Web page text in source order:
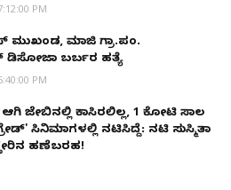
PM
ಮುಖಂಡ, ಮಾಜಿ ಗ್ರಾ.ಪಂ.
ಡಿಸೋಜಾ ಬರ್ಬರ ಹತ್ಯೆ
PM
ಜೇಬಿನಲ್ಲಿ ಕಾಸಿರಲಿಲ್ಲ, ₹1 ಕೋಟಿ ಸಾಲ
ಸಿನಿಮಾಗಳಲ್ಲಿ ನಟಿಸಿದ್ದೆ: ನಟಿ ಸುಸ್ಮಿತಾ
ಹಣೆಬರಹ!